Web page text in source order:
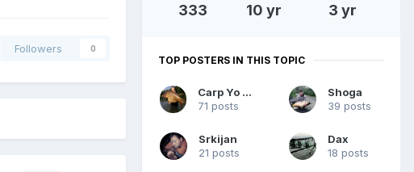
Followers 0
333 10 yr 3 yr
TOP POSTERS IN THIS TOPIC
Carp Yo Yo
71 posts
Shoga
39 posts
Srkijan
21 posts
Dax
18 posts